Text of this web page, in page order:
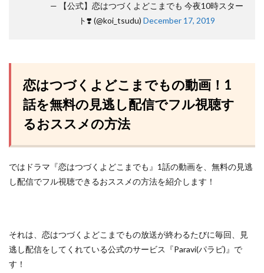
— 【公式】恋はつづくよどこまでも 今夜10時スター
ト❣️ (@koi_tsudu) December 17, 2019
恋はつづくよどこまでもの動画！1
話を無料の見逃し配信でフル視聴す
るおススメの方法
ではドラマ『恋はつづくよどこまでも』1話の動画を、無料の見逃
し配信でフル視聴できるおススメの方法を紹介します！
それは、恋はつづくよどこまでもの放送が終わるたびに毎回、見
逃し配信をしてくれている公式のサービス『Paravi(パラビ)』 で
す！